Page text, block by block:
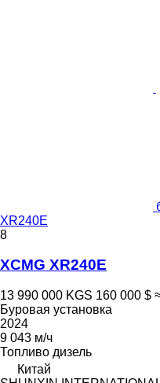
XR240E
8
XCMG XR240E
13 990 000 KGS 160 000 $
Буровая установка
2024
9 043 м/ч
Топливо дизель
Китай